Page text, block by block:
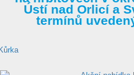
Ústí nad Orlicí a
termínů